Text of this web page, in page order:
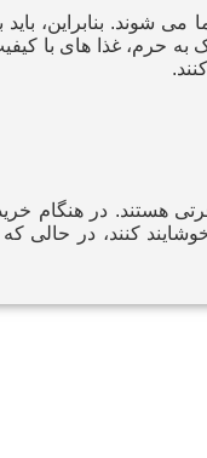
شوند. بنابراین،
به حرم، غذا های با
هستند. در هنگام